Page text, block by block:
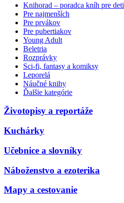
Knihorad – poradca kníh pre deti
Pre najmenších
Pre prvákov
Pre pubertiakov
Young Adult
Beletria
Rozprávky
Sci-fi, fantasy a komiksy
Leporelá
Náučné knihy
Ďalšie kategórie
Životopisy a reportáže
Kuchárky
Učebnice a slovníky
Náboženstvo a ezoterika
Mapy a cestovanie